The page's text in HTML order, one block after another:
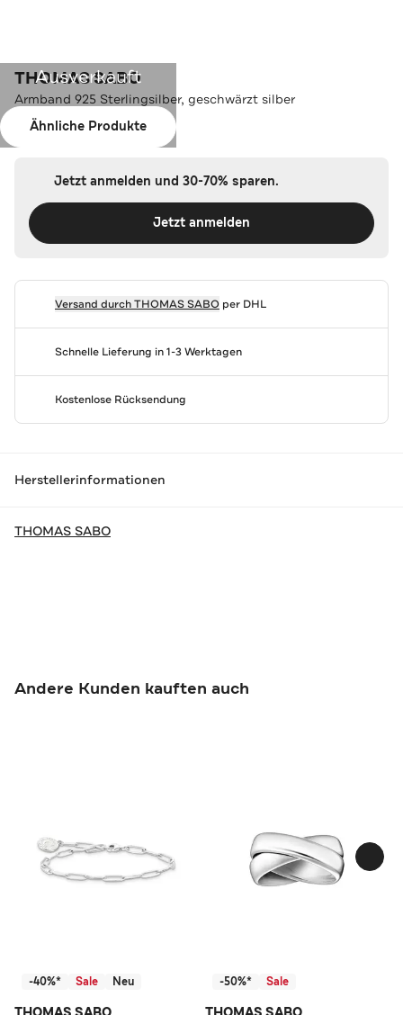
Ausverkauft
Ähnliche Produkte
THOMAS SABO
Armband 925 Sterlingsilber, geschwärzt silber
Farbe:silber
Jetzt anmelden und 30-70% sparen.
Jetzt anmelden
Versand durchTHOMAS SABOper DHL
Schnelle Lieferung in 1-3 Werktagen
Kostenlose Rücksendung
Herstellerinformationen
THOMAS SABO
Andere Kunden kauften auch
-40%* Sale Neu -50%* Sale